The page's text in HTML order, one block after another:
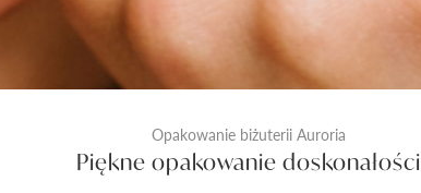
Opakowanie biżuterii Auroria
Piękne opakowanie doskonałości